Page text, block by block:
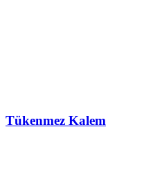
Tükenmez Kalem